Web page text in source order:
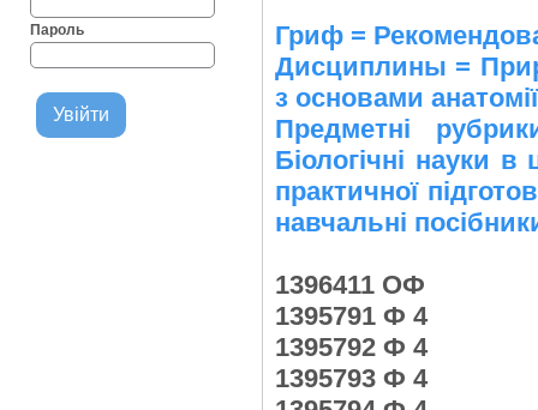
Пароль
Гриф =
Дисциплины =
з основами анатомії
Предметні
Біологічні науки
практичної
навчальні
1396411 ОФ
1395791 Ф 4
1395792 Ф 4
1395793 Ф 4